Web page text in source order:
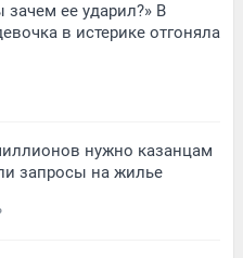
ее ударил?» В
в истерике отгоняла
нужно казанцам
запросы на жилье